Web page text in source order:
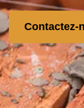
Contactez-